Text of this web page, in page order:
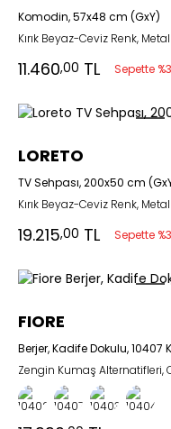
Komodin, 57x48 cm (GxY)
Kırık Beyaz-Ceviz Renk,
11.460,00 TL Sepette
LORETO
TV Sehpası, 200x50 cm
Kırık Beyaz-Ceviz Renk,
19.215,00 TL Sepette
FIORE
Berjer, Kadife Dokulu, 10407
Zengin Kumaş Alternatifleri,